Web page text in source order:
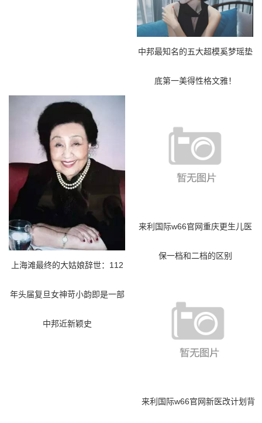
中邦最知名的五大超模奚梦瑶垫
底第一美得性格文雅！
上海滩最终的大姑娘辞世：112
年头届复旦女神苛小韵即是一部
中邦近新颖史
来利国际w66官网重庆更生儿医
保一档和二档的区别
来利国际w66官网新医改计划背